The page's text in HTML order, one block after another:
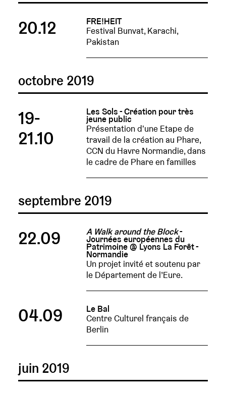
20.12
FRE!HEIT
Festival Bunvat, Karachi,
Pakistan
octobre 2019
19-
21.10
Les Sols - Création pour très
jeune public
Présentation d'une Etape de
travail de la création au Phare,
CCN du Havre Normandie, dans
le cadre de Phare en familles
septembre 2019
22.09 A Walk around the Block-
Journées européennes du
Patrimoine @ Lyons La Forêt -
Normandie
Un projet invité et soutenu par
le Département de l’Eure.
04.09
Le Bal
Centre Culturel français de
Berlin
juin 2019